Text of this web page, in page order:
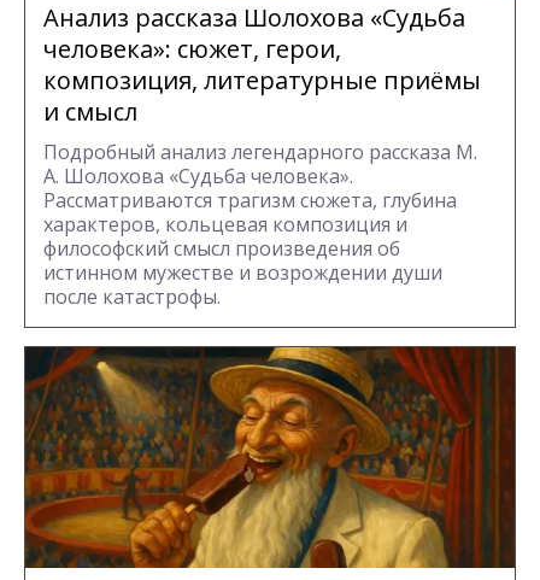
Анализ рассказа Шолохова «Судьба
человека»: сюжет, герои,
композиция, литературные приёмы
и смысл
Подробный анализ легендарного рассказа М.
А. Шолохова «Судьба человека».
Рассматриваются трагизм сюжета, глубина
характеров, кольцевая композиция и
философский смысл произведения об
истинном мужестве и возрождении души
после катастрофы.